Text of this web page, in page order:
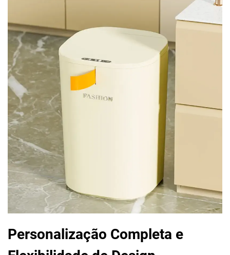
Personalização Completa e